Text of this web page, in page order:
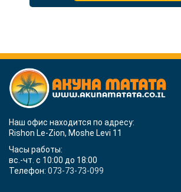
Наш офис находится по адресу:
Rishon Le-Zion, Moshe Levi 11
Часы работы:
вс.-чт. с 10:00 до 18:00
Телефон: 073-73-73-099